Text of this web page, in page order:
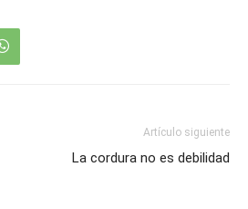
Artículo siguiente
La cordura no es debilidad